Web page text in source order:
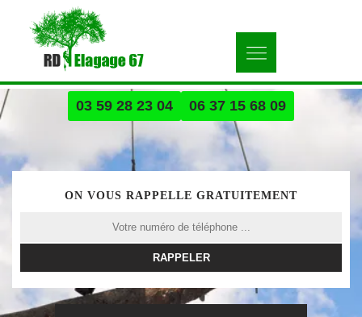
03 59 28 23 04 06 37 15 68 09
ON VOUS RAPPELLE GRATUITEMENT